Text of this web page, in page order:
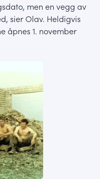
men en vegg av
sier Olav. Heldigvis
åpnes 1. november